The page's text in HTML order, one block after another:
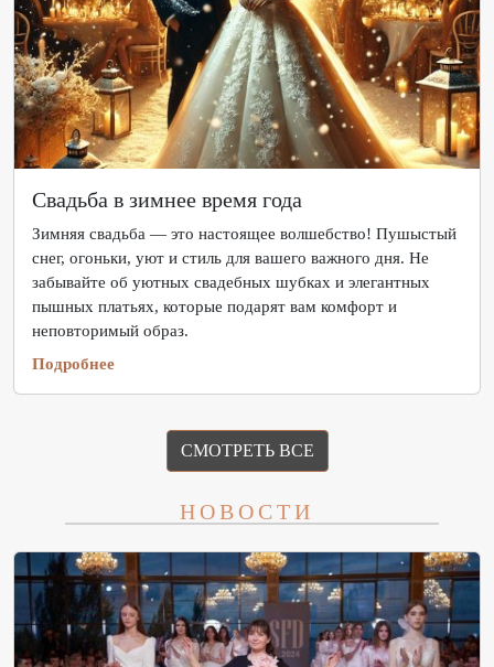
Свадьба в зимнее время года
Зимняя свадьба — это настоящее волшебство! Пушыстый
снег, огоньки, уют и стиль для вашего важного дня. Не
забывайте об уютных свадебных шубках и элегантных
пышных платьях, которые подарят вам комфорт и
неповторимый образ.
Подробнее
СМОТРЕТЬ ВСЕ
НОВОСТИ